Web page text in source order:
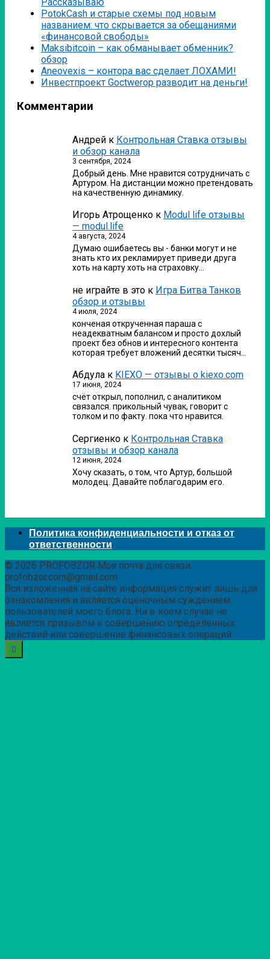
PotokCash и старые схемы под новым
названием: что скрывается за обещаниями
«финансовой свободы»
Мaksibitcoin – как обманывает обменник?
обзор
Аneovexis – контора вас сделает ЛОХАМИ!
Инвестпроект Goctwerop разводит на деньги!
Комментарии
Андрей к Контрольная Ставка отзывы
и обзор канала
3 сентября, 2024
Добрый день. Мне нравится сотрудничать с
Артуром. На дистанции можно претендовать
на качественную динамику.
Игорь Атрощенко к Modul life отзывы
— modul.life
4 августа, 2024
Думаю ошибаетесь вы - банки могут и не
знать кто их рекламирует приведи друга
хоть на карту хоть на страховку…
не играйте в это к Игра Битва Танков
обзор и отзывы
4 июля, 2024
конченая открученная параша с
неадекватным балансом и просто дохлый
проект без обнов и интересного контента
которая требует вложений десятки тысяч…
Абдула к KIEXO — отзывы о kiexo.com
17 июня, 2024
счёт открыл, пополнил, с аналитиком
связался. прикольный чувак, говорит с
толком и по факту. пока что нравится.
Сергиенко к Контрольная Ставка
отзывы и обзор канала
12 июня, 2024
Хочу сказать, о том, что Артур, большой
молодец. Давайте поблагодарим его.
Политика конфиденциальности и отказ от
ответственности
© 2026 PROFOBZOR Моя почта для связи:
profobzor.com@gmail.com
Вся изложенная на сайте информация служит лишь для
ознакомления и является оценочным суждением
пользователей моего блога. Ни в коем случае не
является призывом к совершению определенных
действий или совершение финансовых операций.